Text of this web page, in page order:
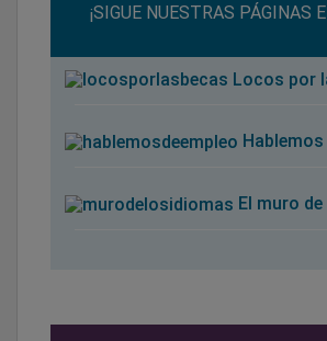
¡SIGUE NUESTRAS PÁGINAS
Locos por
El muro